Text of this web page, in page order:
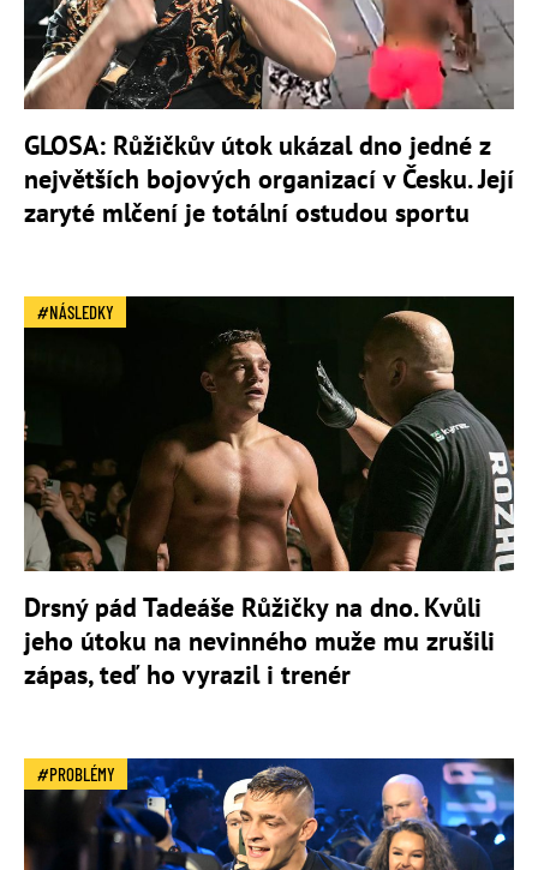
GLOSA: Růžičkův útok ukázal dno jedné z
největších bojových organizací v Česku. Její
zaryté mlčení je totální ostudou sportu
NÁSLEDKY
Drsný pád Tadeáše Růžičky na dno. Kvůli
jeho útoku na nevinného muže mu zrušili
zápas, teď ho vyrazil i trenér
PROBLÉMY